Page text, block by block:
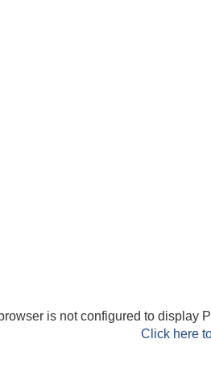
is not configured to display
Click here